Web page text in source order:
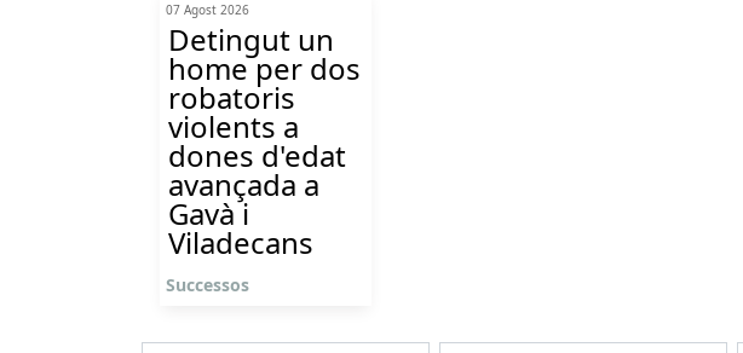
07 Agost 2026
Detingut un
home per dos
robatoris
violents a
dones d'edat
avançada a
Gavà i
Viladecans
Successos